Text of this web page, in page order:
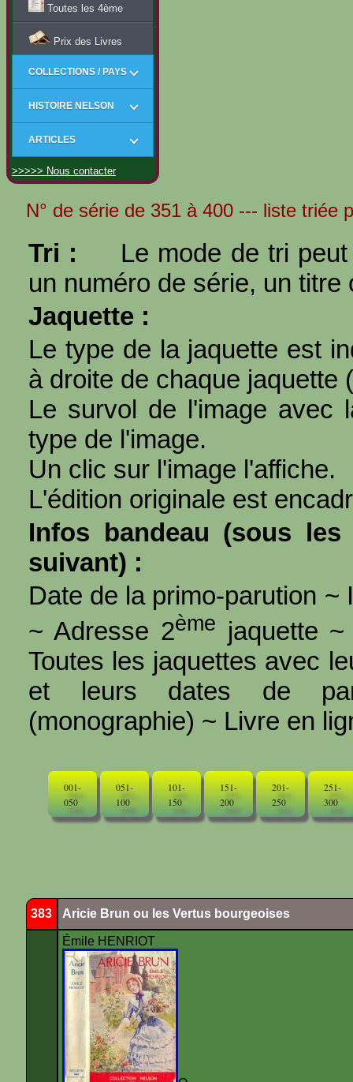
Toutes les 4ème
Prix des Livres
COLLECTIONS / PAYS
HISTOIRE NELSON
ARTICLES
>>>>> Nous contacter
N° de série de 351 à 400 --- liste triée
Tri :
Le mode de tri
un numéro de série, un titre
Jaquette :
Le type de la jaquette est
à droite de chaque jaquette (
Le survol de l'image avec
type de l'image.
Un clic sur l'image l'affiche.
L'édition originale est
Infos bandeau (sous
suivant) :
Date de la primo-parution ~
~ Adresse 2ème jaquette
Toutes les jaquettes avec
et leurs dates de
(monographie) ~ Livre en
001-
050
051-
100
101-
150
151-
200
201-
250
251-
300
383 Aricie Brun ou les Vertus bourgeoises
Émile HENRIOT